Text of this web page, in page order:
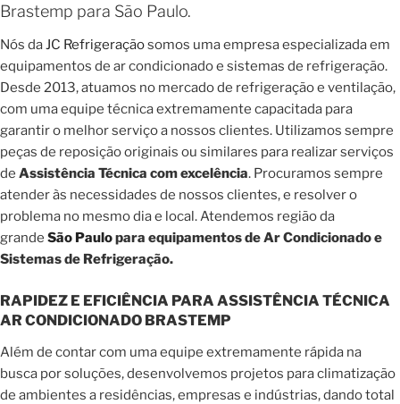
Brastemp para São Paulo.
Nós daJC Refrigeraçãosomos uma empresa especializada em
equipamentos de ar condicionado e sistemas de refrigeração.
Desde 2013, atuamos no mercado de refrigeração e ventilação,
com uma equipe técnica extremamente capacitada para
garantir o melhor serviço a nossos clientes. Utilizamos sempre
peças de reposição originais ou similares para realizar serviços
de Assistência Técnica com excelência. Procuramos sempre
atender às necessidades de nossos clientes, e resolver o
problema no mesmo dia e local. Atendemos região da
grande São Paulopara equipamentos de Ar Condicionado e
Sistemas de Refrigeração.
RAPIDEZ E EFICIÊNCIA PARA ASSISTÊNCIA TÉCNICA
AR CONDICIONADO BRASTEMP
Além de contar com uma equipe extremamente rápida na
busca por soluções, desenvolvemos projetos para climatização
de ambientes a residências, empresas e indústrias, dando total